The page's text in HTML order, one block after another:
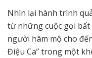
Nhìn lại hành trình
từ những cuộc gọi
người hâm mộ cho
Điệu Ca” trong một